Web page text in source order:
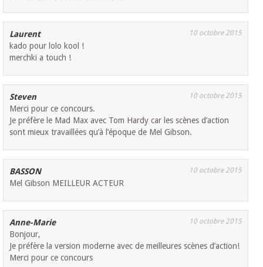
Laurent 10 octobre 2015
kado pour lolo kool !
merchki a touch !
Steven 10 octobre 2015
Merci pour ce concours.
Je préfère le Mad Max avec Tom Hardy car les scènes d’action
sont mieux travaillées qu’à l’époque de Mel Gibson.
BASSON 10 octobre 2015
Mel Gibson MEILLEUR ACTEUR
Anne-Marie 10 octobre 2015
Bonjour,
Je préfère la version moderne avec de meilleures scènes d’action!
Merci pour ce concours